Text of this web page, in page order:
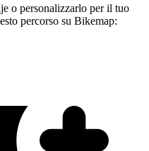
o personalizzarlo per il tuo
percorso su Bikemap: